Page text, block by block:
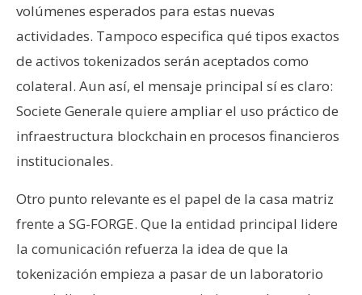
volúmenes esperados para estas nuevas
actividades. Tampoco especifica qué tipos exactos
de activos tokenizados serán aceptados como
colateral. Aun así, el mensaje principal sí es claro:
Societe Generale quiere ampliar el uso práctico de
infraestructura blockchain en procesos financieros
institucionales.
Otro punto relevante es el papel de la casa matriz
frente a SG-FORGE. Que la entidad principal lidere
la comunicación refuerza la idea de que la
tokenización empieza a pasar de un laboratorio